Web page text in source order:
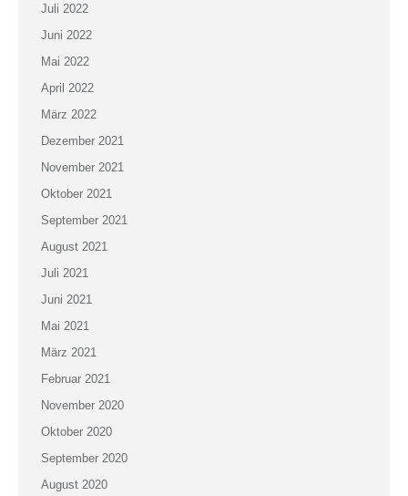
Juli 2022
Juni 2022
Mai 2022
April 2022
März 2022
Dezember 2021
November 2021
Oktober 2021
September 2021
August 2021
Juli 2021
Juni 2021
Mai 2021
März 2021
Februar 2021
November 2020
Oktober 2020
September 2020
August 2020